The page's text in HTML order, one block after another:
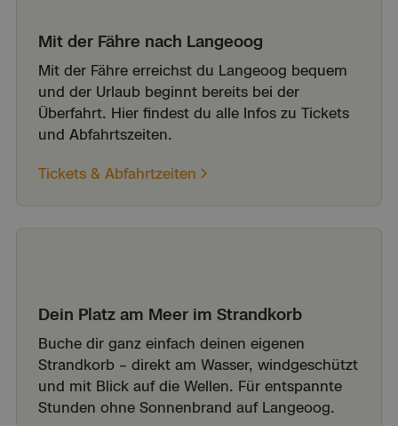
Mit der Fähre nach Langeoog
Mit der Fähre erreichst du Langeoog bequem
und der Urlaub beginnt bereits bei der
Überfahrt. Hier findest du alle Infos zu Tickets
und Abfahrtszeiten.
Tickets & Abfahrtzeiten
Dein Platz am Meer im Strandkorb
Buche dir ganz einfach deinen eigenen
Strandkorb – direkt am Wasser, windgeschützt
und mit Blick auf die Wellen. Für entspannte
Stunden ohne Sonnenbrand auf Langeoog.